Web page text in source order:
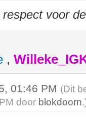
voor
,
01:46 PM (Dit
door blokdoorn